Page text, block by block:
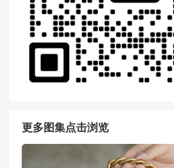
扫一扫 微信 交流